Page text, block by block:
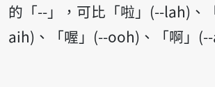
的「--」，可比「啦」(--lah)、
aih)、「喔」(--ooh)、「啊」(--